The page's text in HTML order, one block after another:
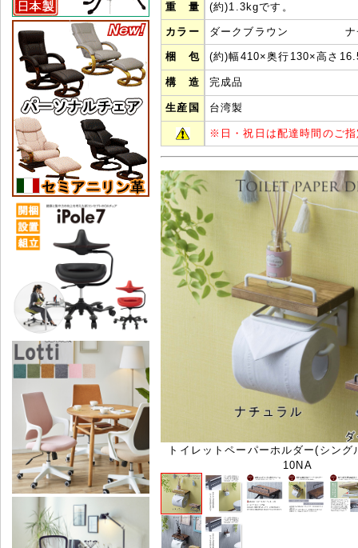
重 量
(約)1.3kgです。
カラー ダークブラウン ナチ
梱 包 (約)幅410×奥行130×高さ
構 造 完成品
生産国 台湾製
※ 日・祝日は配達時間のご
トイレットペーパーホルダー(シン
10NA